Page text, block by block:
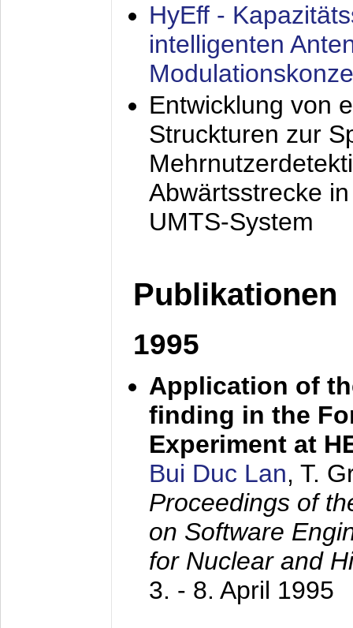
HyEff -
intelligenten
Entwicklung von
Struckturen zur
Abwärtsstrecke
UMTS-System
Publikationen
1995
Application of
finding in the
Experiment at
Bui Duc Lan, T.
Proceedings of
on Software
for Nuclear and
3. - 8. April 1995